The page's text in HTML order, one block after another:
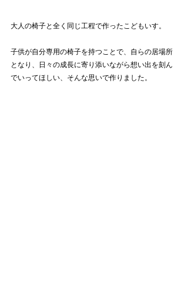
大人の椅子と全く同じ工程で作ったこどもいす。
子供が自分専用の椅子を持つことで、自らの居場所
となり、日々の成長に寄り添いながら想い出を刻ん
でいってほしい、そんな思いで作りました。